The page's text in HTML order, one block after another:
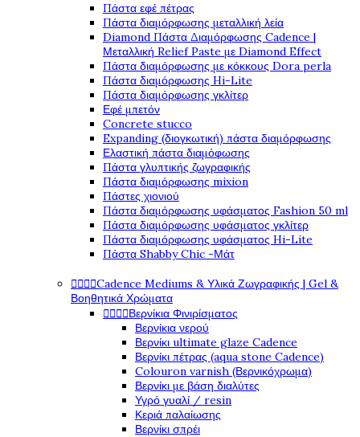
Πάστα εφέ πέτρας
Πάστα διαμόρφωσης μεταλλική λεία
Diamond Πάστα Διαμόρφωσης Cadence |
Μεταλλική Relief Paste με Diamond Effect
Πάστα διαμόρφωσης με κόκκους Dora perla
Πάστα διαμόρφωσης Hi-Lite
Πάστα διαμόρφωσης γκλίτερ
Εφέ μπετόν
Concrete stucco
Expanding (διογκωτική) πάστα διαμόρφωσης
Ελαστική πάστα διαμόφωσης
Πάστα γλυπτικής ζωγραφικής
Πάστα διαμόρφωσης mixion
Πάστες χιονιού
Πάστα διαμόρφωσης υφάσματος Fashion 50 ml
Πάστα διαμόρφωσης υφάσματος γκλίτερ
Πάστα διαμόρφωσης υφάσματος Hi-Lite
Πάστα Shabby Chic -Μάτ
Cadence Mediums & Υλικά Ζωγραφικής | Gel &
Βοηθητικά Χρώματα
Βερνίκια Φινιρίσματος
Βερνίκια νερού
Βερνίκι ultimate glaze Cadence
Βερνίκι πέτρας (aqua stone Cadence)
Colouron varnish (Βερνικόχρωμα)
Βερνίκι με βάση διαλύτες
Υγρό γυαλί / resin
Κεριά παλαίωσης
Βερνίκι σπρέι